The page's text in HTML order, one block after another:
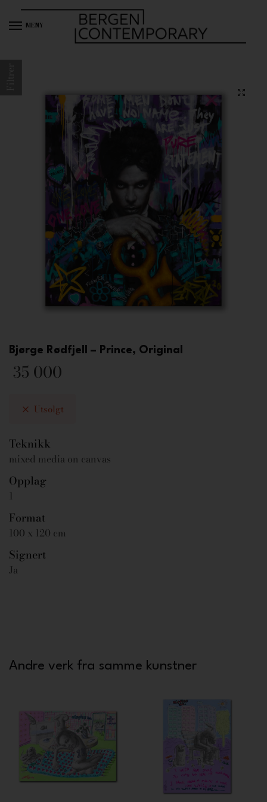
MENY
Bjørge Rødfjell – Prince, Original
35 000
Utsolgt
Teknikk
mixed media on canvas
Opplag
1
Format
100 x 120 cm
Signert
Ja
Andre verk fra samme kunstner
Filtrer